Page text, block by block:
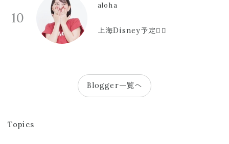
10
aloha
上海Disney予定🫪🩷
Blogger一覧へ
Topics